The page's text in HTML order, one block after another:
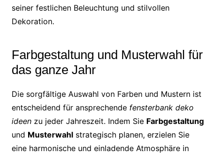
seiner festlichen Beleuchtung und stilvollen
Dekoration.
Farbgestaltung und Musterwahl für
das ganze Jahr
Die sorgfältige Auswahl von Farben und Mustern ist
entscheidend für ansprechende fensterbank deko
ideenzu jeder Jahreszeit. Indem Sie Farbgestaltung
und Musterwahlstrategisch planen, erzielen Sie
eine harmonische und einladende Atmosphäre in